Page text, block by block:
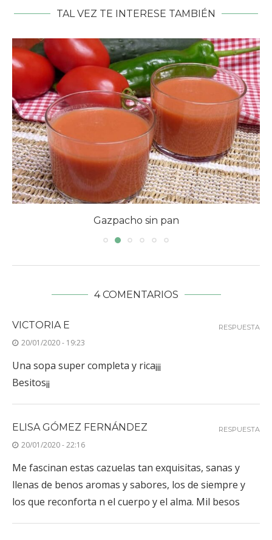
TAL VEZ TE INTERESE TAMBIÉN
Sopa de verduras con arroz
4 COMENTARIOS
VICTORIA E
20/01/2020 - 19:23
Una sopa super completa y rica¡¡¡
Besitos¡¡
RESPUESTA
ELISA GÓMEZ FERNÁNDEZ
20/01/2020 - 22:16
Me fascinan estas cazuelas tan exquisitas, sanas y
llenas de benos aromas y sabores, los de siempre y
los que reconforta n el cuerpo y el alma. Mil besos
RESPUESTA